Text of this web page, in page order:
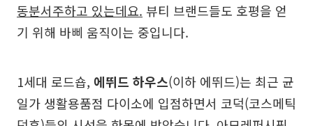
동분서주하고 있는데요. 뷰티 브랜드들도 호평을 얻
기 위해 바삐 움직이는 중입니다.
1세대 로드숍, 에뛰드 하우스(이하 에뛰드)는 최근 균
일가 생활용품점 다이소에 입점하면서 코덕(코스메틱